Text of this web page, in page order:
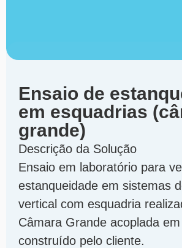
Ensaio de
em esquadrias
grande)
Descrição da Solução
Ensaio em laboratório para
estanqueidade em sistemas
vertical com esquadria
Câmara Grande acoplada
construído pelo cliente.